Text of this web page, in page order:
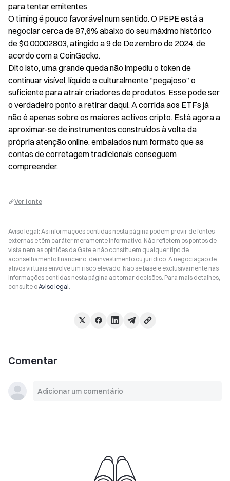
para tentar emitentes
O timing é pouco favorável num sentido. O PEPE está a
negociar cerca de 87,6% abaixo do seu máximo histórico
de $0.00002803, atingido a 9 de Dezembro de 2024, de
acordo com a CoinGecko.
Dito isto, uma grande queda não impediu o token de
continuar visível, líquido e culturalmente “pegajoso” o
suficiente para atrair criadores de produtos. Esse pode ser
o verdadeiro ponto a retirar daqui. A corrida aos ETFs já
não é apenas sobre os maiores activos cripto. Está agora a
aproximar-se de instrumentos construídos à volta da
própria atenção online, embalados num formato que as
contas de corretagem tradicionais conseguem
compreender.
Ver fonte
Aviso legal: As informações contidas nesta página podem provir de fontes
externas e têm caráter meramente informativo. Não refletem os pontos de
vista nem as opiniões da Gate e não constituem qualquer tipo de
aconselhamento financeiro, de investimento ou jurídico. A negociação de
ativos virtuais envolve um risco elevado. Não se baseie exclusivamente nas
informações contidas nesta página ao tomar decisões. Para mais detalhes,
consulte oAviso legal.
Comentar